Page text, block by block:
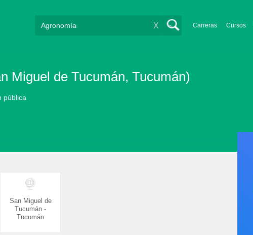
Carreras Cursos
X
Miguel de Tucumán, Tucumán)
pública
San Miguel de
Tucumán -
Tucumán